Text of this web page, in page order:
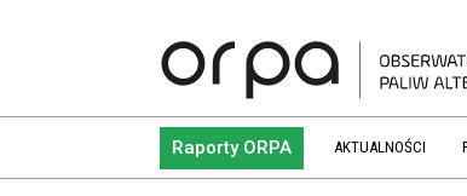
Raporty ORPA AKTUALNOŚCI